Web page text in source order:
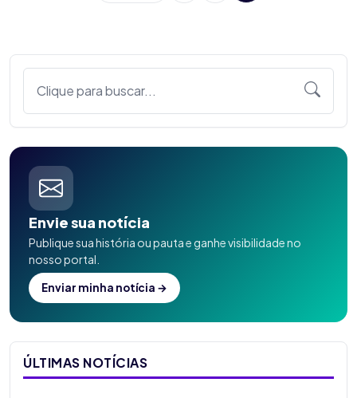
Clique para buscar...
Envie sua notícia
Publique sua história ou pauta e ganhe visibilidade no
nosso portal.
Enviar minha notícia →
ÚLTIMAS NOTÍCIAS